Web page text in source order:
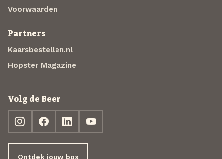
Voorwaarden
Partners
Kaarsbestellen.nl
Hopster Magazine
Volg de Beer
Ontdek jouw box